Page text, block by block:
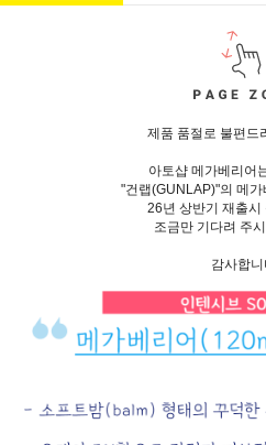
제품 품절로 불편드
아토샵 메가베리어
"건랩(GUNLAP)"의 메
26년 상반기 재출시
조금만 기다려 주
감사합